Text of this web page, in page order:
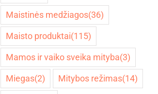
Maistinės medžiagos(36)
Maisto produktai(115)
Mamos ir vaiko sveika mityba(3)
Miegas(2) Mitybos režimas(14)